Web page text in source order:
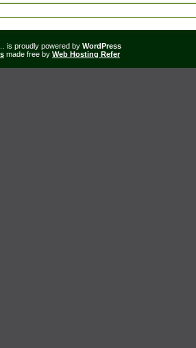
is proudly powered by WordPress
made free by Web Hosting Refer